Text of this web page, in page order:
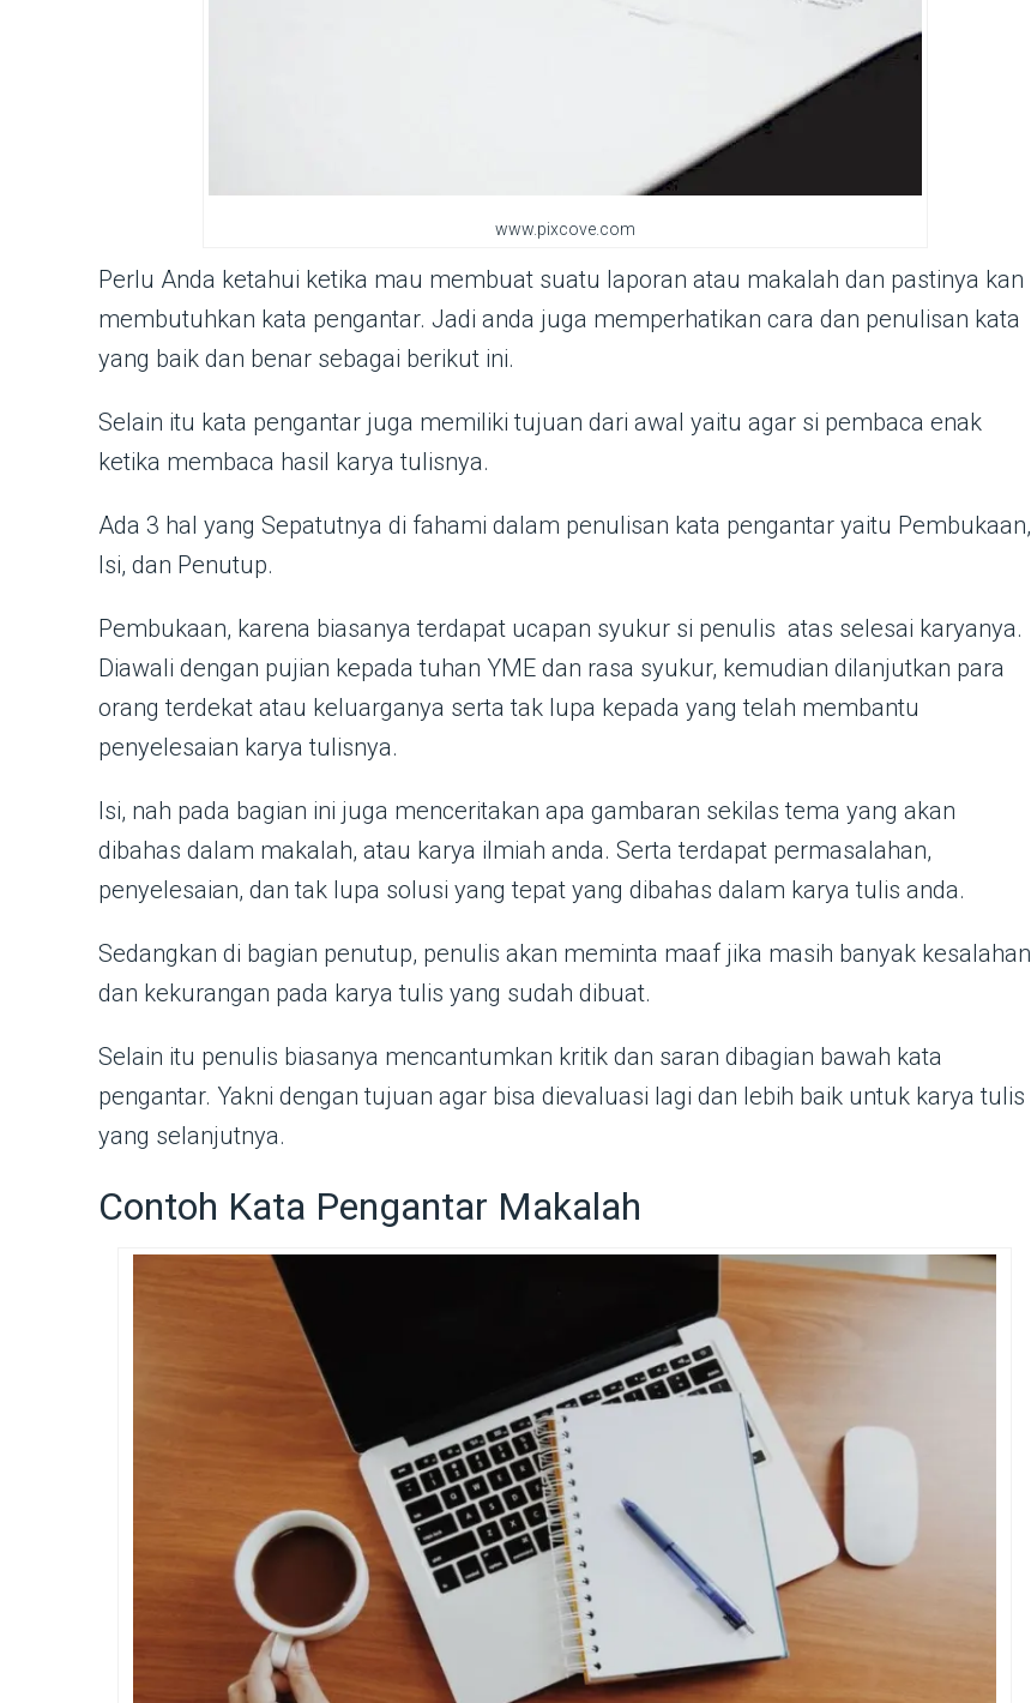
www.pixcove.com
Perlu Anda ketahui ketika mau membuat suatu laporan atau makalah dan pastinya kan
membutuhkan kata pengantar. Jadi anda juga memperhatikan cara dan penulisan kata
yang baik dan benar sebagai berikut ini.
Selain itu kata pengantar juga memiliki tujuan dari awal yaitu agar si pembaca enak
ketika membaca hasil karya tulisnya.
Ada 3 hal yang Sepatutnya di fahami dalam penulisan kata pengantar yaitu Pembukaan,
Isi, dan Penutup.
Pembukaan, karena biasanya terdapat ucapan syukur si penulis atas selesai karyanya.
Diawali dengan pujian kepada tuhan YME dan rasa syukur, kemudian dilanjutkan para
orang terdekat atau keluarganya serta tak lupa kepada yang telah membantu
penyelesaian karya tulisnya.
Isi, nah pada bagian ini juga menceritakan apa gambaran sekilas tema yang akan
dibahas dalam makalah, atau karya ilmiah anda. Serta terdapat permasalahan,
penyelesaian, dan tak lupa solusi yang tepat yang dibahas dalam karya tulis anda.
Sedangkan di bagian penutup, penulis akan meminta maaf jika masih banyak kesalahan
dan kekurangan pada karya tulis yang sudah dibuat.
Selain itu penulis biasanya mencantumkan kritik dan saran dibagian bawah kata
pengantar. Yakni dengan tujuan agar bisa dievaluasi lagi dan lebih baik untuk karya tulis
yang selanjutnya.
Contoh Kata Pengantar Makalah